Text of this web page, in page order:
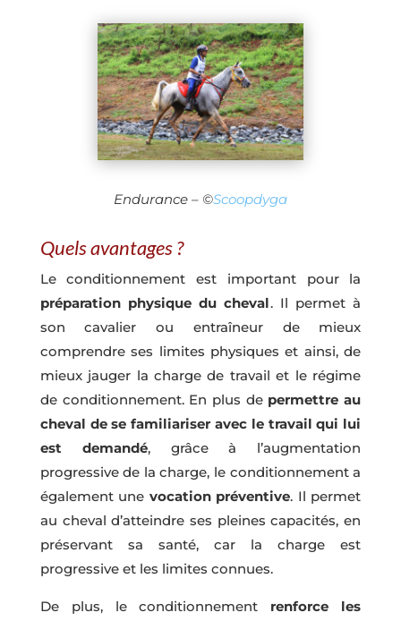
Endurance – ©Scoopdyga
Quels avantages ?
Le conditionnement est important pour la
préparation physique du cheval. Il permet à
son cavalier ou entraîneur de mieux
comprendre ses limites physiques et ainsi, de
mieux jauger la charge de travail et le régime
de conditionnement. En plus de permettre au
cheval de se familiariser avec le travail qui lui
est demandé, grâce à l’augmentation
progressive de la charge, le conditionnement a
également une vocation préventive. Il permet
au cheval d’atteindre ses pleines capacités, en
préservant sa santé, car la charge est
progressive et les limites connues.
De plus, le conditionnement renforce les